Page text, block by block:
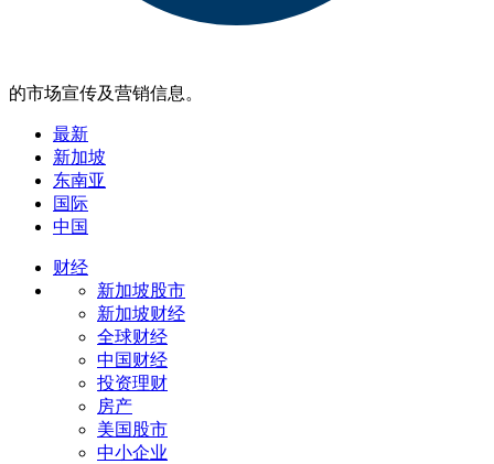
的市场宣传及营销信息。
最新
新加坡
东南亚
国际
中国
财经
新加坡股市
新加坡财经
全球财经
中国财经
投资理财
房产
美国股市
中小企业